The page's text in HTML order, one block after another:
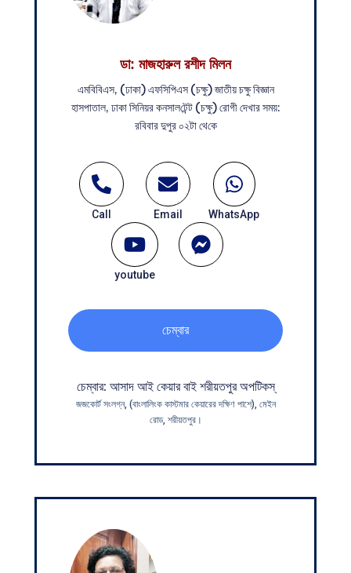
ডা: মাজহারুল রশীদ মিলন
এম‌বি‌বিএস, (ঢাকা) এফ‌সি‌পিএস (চক্ষু) জাতীয় চক্ষু বিজ্ঞান
হাসপাতাল, ঢাকা সি‌নিয়র কনসাল‌টেন্ট (চক্ষু) রোগী দেখার সময়:
র‌বিবার দুপুর ০২টা থে‌কে
Call Email WhatsApp
youtube
চেম্বার
চেম্বার: আসাদ আই কেয়ার বাই শরীয়তপুর অপটিকস্
জজকোর্ট সংলগ্ন, (বাংলালিংক কাস্টমার কেয়ারের দক্ষিণ পাশে), মেইন
রোড, শরীয়তপুর।